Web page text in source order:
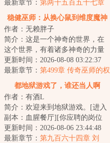
乎无所不能的存...
最新章节： 第两千五百五十七章
月捐人
稳健巫师：从换心鼠到维度魔神
作者：无赖胖子
简介：这是一个神奇的世界，在
这个世界，有着诸多神奇的力量
与种族，魔神、邪神、古神、恶
魔、妖精等等神...
更新时间：2026-08-08 03:22:37
最新章节： 第499章 传奇巫师的权
利与义务
都地狱游戏了，谁还当人啊
作者：有酒L
简介：欢迎来到地狱游戏。[进入
副本：血腥餐厅][你应聘的岗位
是：外卖员][你的客户有：浑身散
发着尸臭的...
更新时间：2026-08-06 23:44:48
最新章节： 第九百六十四章 刘